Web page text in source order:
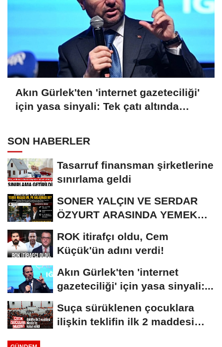
Akın Gürlek'ten 'internet gazeteciliği'
için yasa sinyali: Tek çatı altında
SON HABERLER
Tasarruf finansman şirketlerine
sınırlama geldi
SONER YALÇIN VE SERDAR
ÖZYURT ARASINDA YEMEK
ROK itirafçı oldu, Cem
Küçük'ün adını verdi!
Akın Gürlek'ten 'internet
gazeteciliği' için yasa sinyali:...
Suça sürüklenen çocuklara
ilişkin teklifin ilk 2 maddesi